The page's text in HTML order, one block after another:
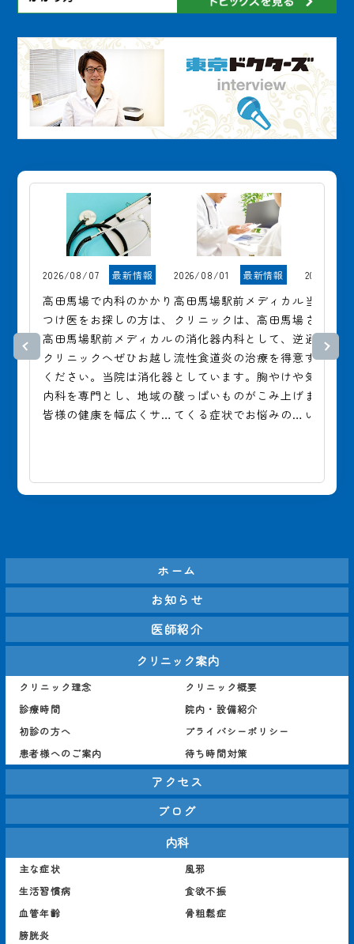
2026/08/07 最新情報
高田馬場で内科のかかり
つけ医をお探しの方は、
高田馬場駅前メディカル
クリニックへぜひお越し
ください。当院は消化器
内科を専門とし、地域の
皆様の健康を幅広くサポ
療にも力を入れていま
す。皆様の健康を支える
ために、私たちがしっか
りとサポートいたしま
す。#高田馬場消化器内
科 #高田馬場内科 #高田
馬場内視鏡検査 #高田馬
腸カメラ #新宿胃カメラ
#新宿大腸カメラ #消化
器内科
2026/08/01 最新情報
高田馬場駅前メディカル
クリニックは、高田馬場
の消化器内科として、逆
流性食道炎の治療を得意
としています。胸やけや
酸っぱいものがこみ上げ
てくる症状でお悩みの方
正確な診断を行います。
お薬に加え、生活習慣の
改善指導を取り入れ、つ
らい症状の軽減を目指し
ます。#高田馬場消化器
内科 #高田馬場内科 #高
田馬場内視鏡検査 #高田
大腸カメラ #新宿胃カメ
ラ #新宿大腸カメラ #消
化器内科
2026/07/
当院は8
ざいま
通常通
す。
気にな
ました
いませ。
ホーム
お知らせ
医師紹介
クリニック案内
クリニック理念
クリニック概要
診療時間
院内・設備紹介
初診の方へ
プライバシーポリシー
患者様へのご案内
待ち時間対策
アクセス
ブログ
内科
主な症状
風邪
生活習慣病
食欲不振
血管年齢
骨粗鬆症
膀胱炎